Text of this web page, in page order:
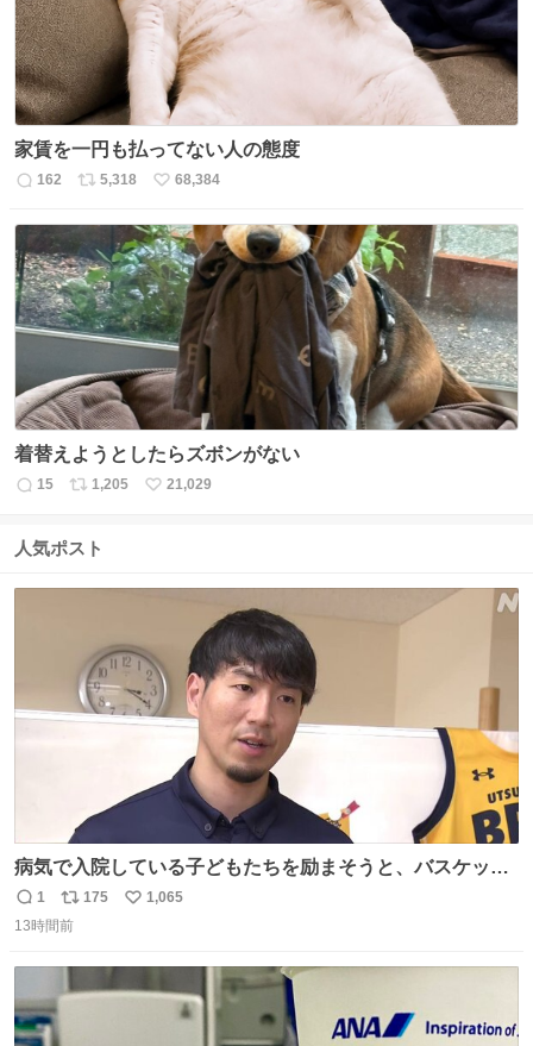
家賃を一円も払ってない人の態度
返
162
リ
ト
数
5,318
い
ね
数
68,384
着替えようとしたらズボンがない
返
数
15
リ
ス
数
1,205
い
21,029
人気ポスト
病気で入院している子どもたちを励まそうと、バスケット
ボール・宇都宮ブレックスに所属する比江島慎選手が下野
市の病院を訪問して交流しました。
返
信
1
リ
ポ
175
い
1,065
13時間前